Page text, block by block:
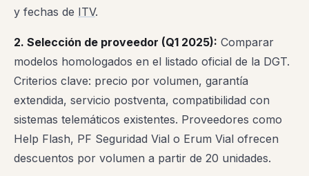
y fechas de ITV.
2. Selección de proveedor (Q1 2025): Comparar
modelos homologados en el listado oficial de la DGT.
Criterios clave: precio por volumen, garantía
extendida, servicio postventa, compatibilidad con
sistemas telemáticos existentes. Proveedores como
Help Flash, PF Seguridad Vial o Erum Vial ofrecen
descuentos por volumen a partir de 20 unidades.